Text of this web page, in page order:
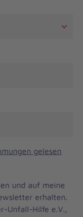
gelesen
und auf meine
erhalten.
Unfall-Hilfe e.V.,